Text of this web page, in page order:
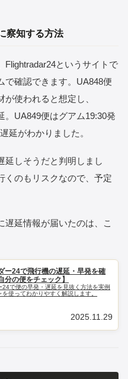
察知する方法
というサイトで
で確認できます。UA848便
使われると想定し、
。UA849便はグアム19:30発
延がわかりました。
延しそうだと判明しまし
くのもリスクなので、予定
延情報が届いたのは、こ
ー24で飛行機の遅延・早発を確
分の便をチェック】
24で便の早発・遅延を見抜く方法を実例
を使ってわかりやすく解説します。
2025.11.29